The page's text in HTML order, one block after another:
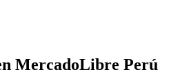
MercadoLibre Perú